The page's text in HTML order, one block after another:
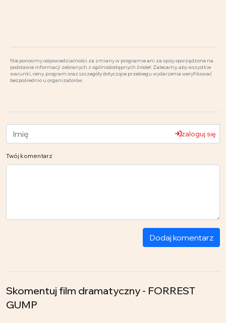
Nie ponosimy odpowiedzialności za zmiany w programie ani za opisy sporządzone na
podstawie informacji zebranych z ogólnodostępnych źródeł. Zalecamy, aby wszystkie
warunki, ceny, program oraz szczegóły dotyczące przebiegu wydarzenia weryfikować
bezpośrednio u organizatorów.
zaloguj się
Twój komentarz
Dodaj komentarz
Skomentuj film dramatyczny - FORREST
GUMP